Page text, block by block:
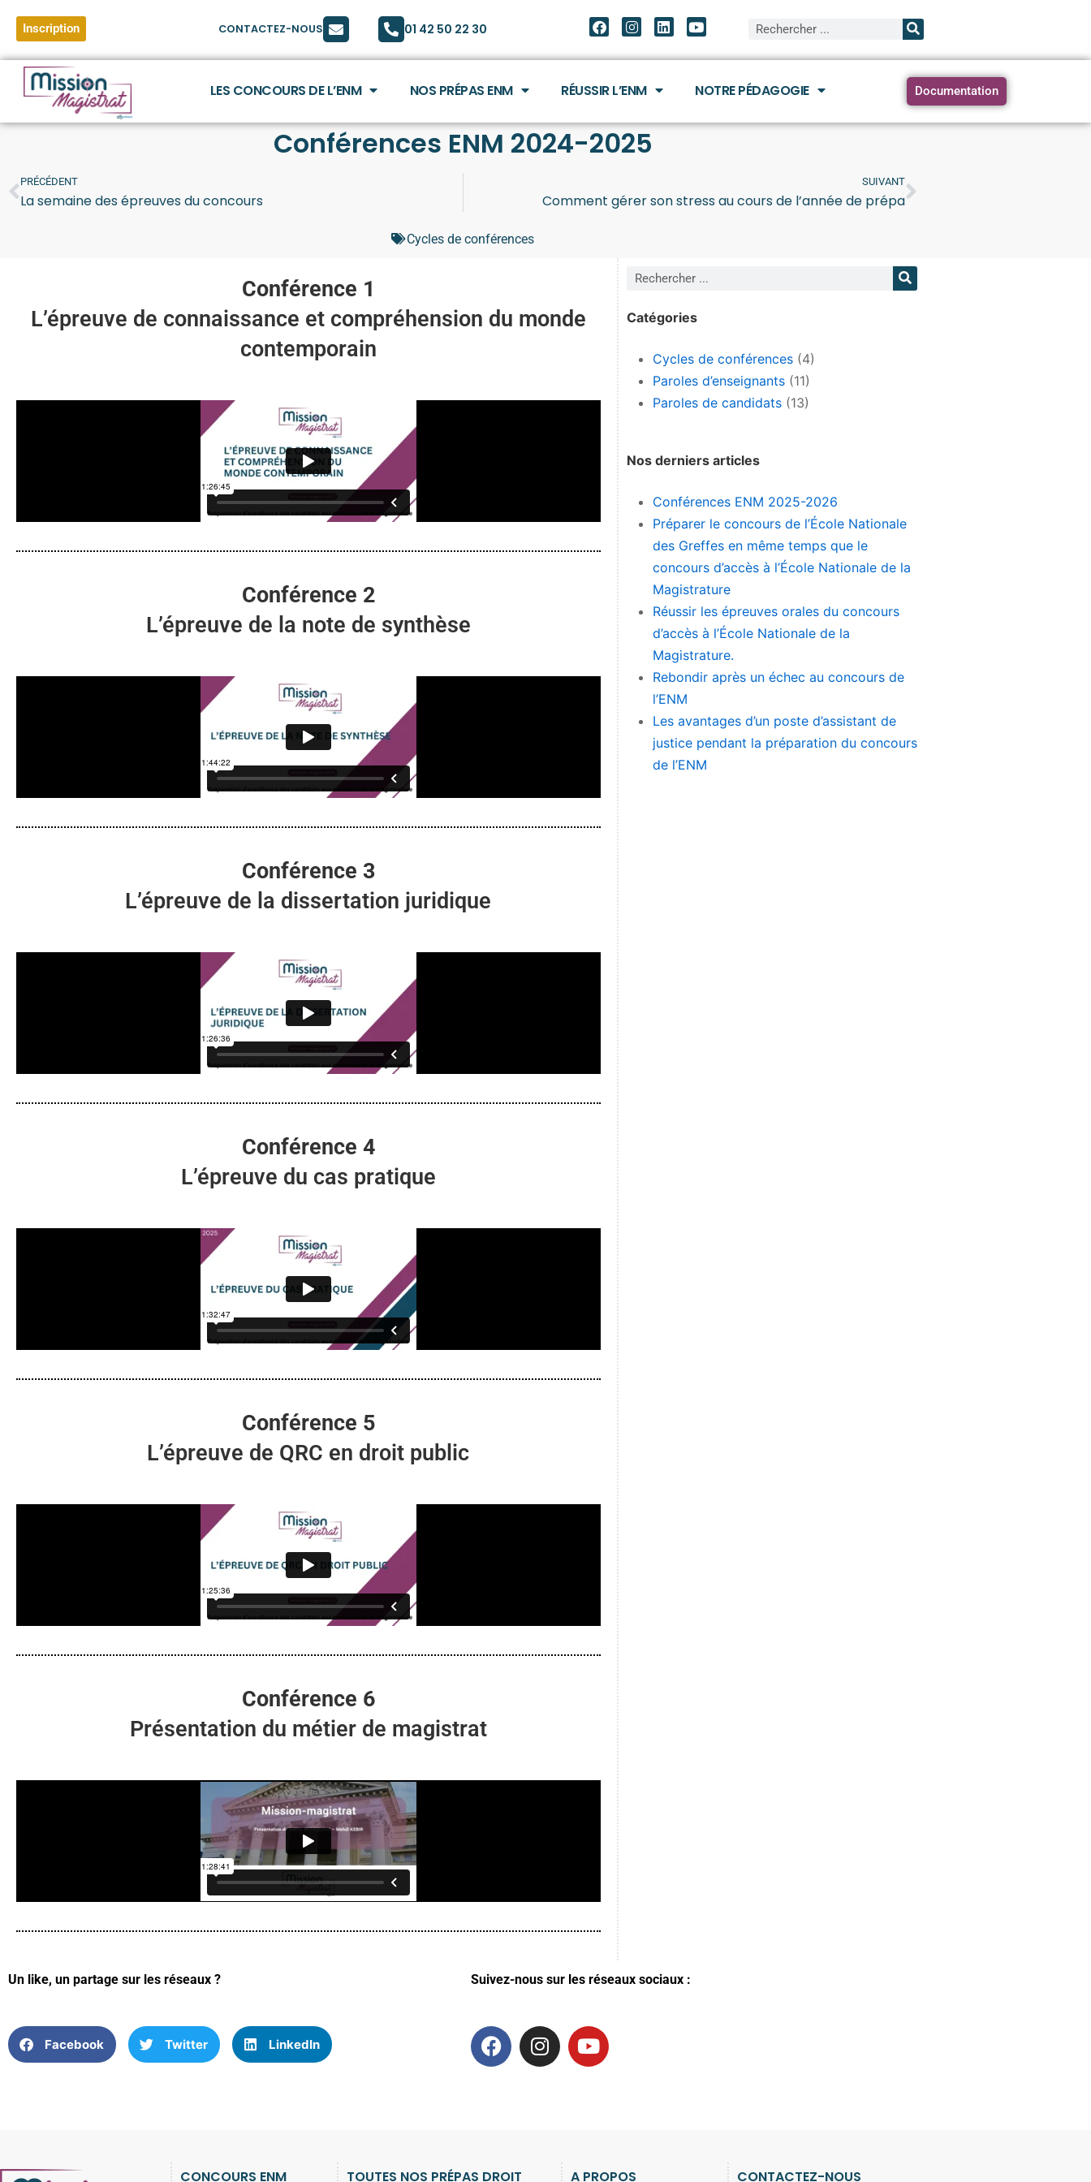
Inscription CONTACTEZ-NOUS 01 42 50 22 30
LES CONCOURS DE L’ENM NOS PRÉPAS ENM RÉUSSIR L’ENM NOTRE PÉDAGOGIE Documentation
Conférences ENM 2024-2025
PRÉCÉDENT
La semaine des épreuves du concours
SUIVANT
Comment gérer son stress au cours de l’année de prépa
Cycles de conférences
Conférence 1
L’épreuve de connaissance et compréhension du monde
contemporain
Conférence 2
L’épreuve de la note de synthèse
Conférence 3
L’épreuve de la dissertation juridique
Conférence 4
L’épreuve du cas pratique
Conférence 5
L’épreuve de QRC en droit public
Conférence 6
Présentation du métier de magistrat
Catégories
Cycles de conférences(4)
Paroles d’enseignants(11)
Paroles de candidats(13)
Nos derniers articles
Conférences ENM 2025-2026
Préparer le concours de l’École Nationale
des Greffes en même temps que le
concours d’accès à l’École Nationale de la
Magistrature
Réussir les épreuves orales du concours
d’accès à l’École Nationale de la
Magistrature.
Rebondir après un échec au concours de
l’ENM
Les avantages d’un poste d’assistant de
justice pendant la préparation du concours
de l’ENM
Un like, un partage sur les réseaux ?
Facebook Twitter LinkedIn
Suivez-nous sur les réseaux sociaux :
CONCOURS ENM TOUTES NOS PRÉPAS DROIT A PROPOS CONTACTEZ-NOUS